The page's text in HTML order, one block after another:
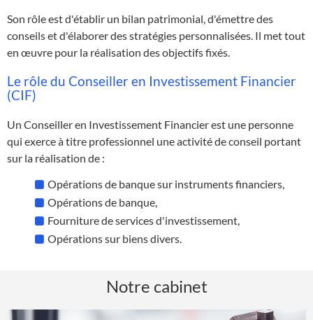
Son rôle est d'établir un bilan patrimonial, d'émettre des
conseils et d'élaborer des stratégies personnalisées. Il met tout
en œuvre pour la réalisation des objectifs fixés.
Le rôle du Conseiller en Investissement Financier
(CIF)
Un Conseiller en Investissement Financier est une personne
qui exerce à titre professionnel une activité de conseil portant
sur la réalisation de :
Opérations de banque sur instruments financiers,
Opérations de banque,
Fourniture de services d'investissement,
Opérations sur biens divers.
Notre cabinet